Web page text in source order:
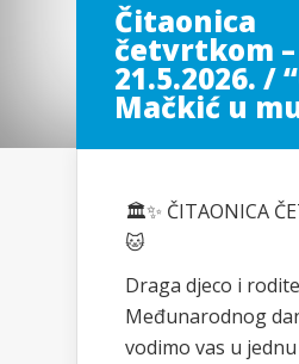
Čitaonica
četvrtkom –
21.5.2026. /
Mačkić u
🏛️✨ ČITAONICA
🐱
Draga djeco i
Međunarodnog
vodimo vas u